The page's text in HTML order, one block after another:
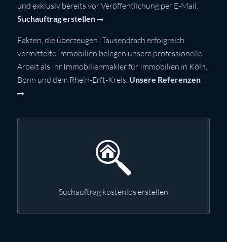
und exklusiv bereits vor Veröffentlichung per E-Mail.
Suchauftrag erstellen
Fakten, die überzeugen! Tausendfach erfolgreich
vermittelte Immobilien belegen unsere professionelle
Arbeit als Ihr Immobilienmakler für Immobilien in Köln,
Bonn und dem Rhein-Erft-Kreis. Unsere Referenzen
Suchauftrag kostenlos erstellen